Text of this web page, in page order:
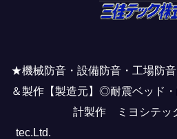
★機械防音・設備防音・工場防
＆製作【製造元】◎耐震ベッド
計製作 ミヨシテ